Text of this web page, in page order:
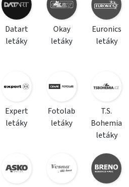
Datart
letáky
Okay
letáky
Euronics
letáky
Expert
letáky
Fotolab
letáky
T.S.
Bohemia
letáky